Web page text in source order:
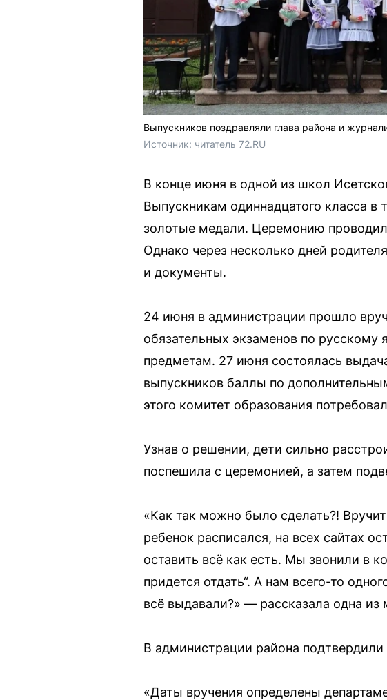
Выпускников поздравляли глава района и
Источник: читатель 72.RU
В конце июня в одной из школ
Выпускникам одиннадцатого класса в
золотые медали. Церемонию
Однако через несколько дней
и документы.
24 июня в администрации прошло
обязательных экзаменов по русскому
предметам. 27 июня состоялась
выпускников баллы по
этого комитет образования
Узнав о решении, дети сильно
поспешила с церемонией, а затем
«Как так можно было сделать?!
ребенок расписался, на всех сайтах
оставить всё как есть. Мы звонили в
придется отдать“. А нам всего-то
всё выдавали?» — рассказала одна из
В администрации района
«Даты вручения определены